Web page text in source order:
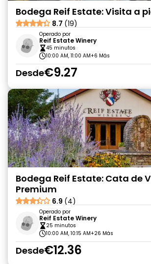
Bodega Reif Estate: Visita a
8.7 (19)
Operado por
Reif Estate Winery
45 minutos
10:00 AM, 11:00 AM+6 Más
Desde€9.27
Bodega Reif Estate: Cata de
Premium
6.9 (4)
Operado por
Reif Estate Winery
25 minutos
10:00 AM, 10:15 AM+26 Más
Desde€12.36